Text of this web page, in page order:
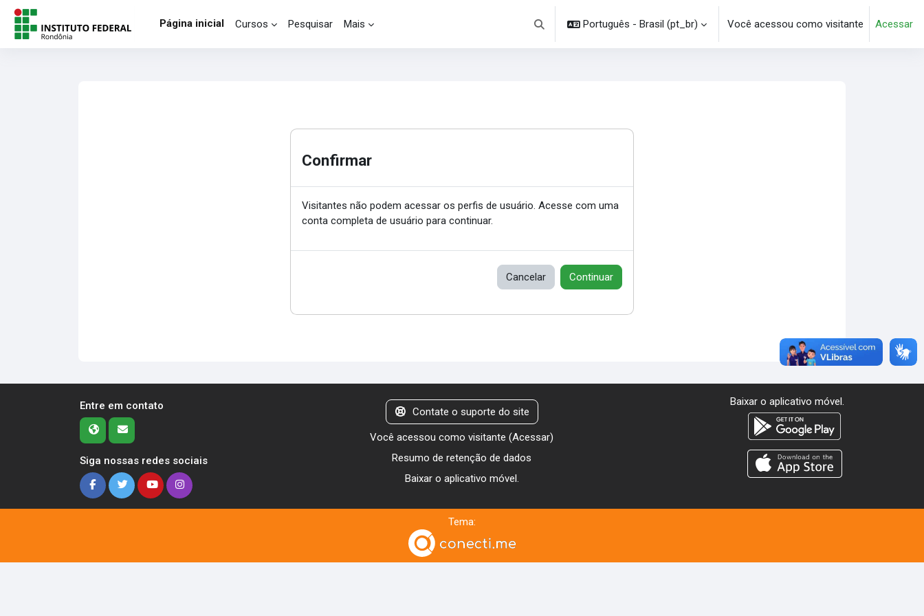
Ir para o conteúdo principal
Página inicial
Cursos Pesquisar Mais
Alternar entrada de pesquisa
Português - Brasil ‎(pt_br)‎ Você acessou como visitante Acessar
Confirmar
Visitantes não podem acessar os perfis de usuário. Acesse com uma
conta completa de usuário para continuar.
Cancelar Continuar
Entre em contato
Siga nossas redes sociais
Contate o suporte do site
Você acessou como visitante (Acessar)
Resumo de retenção de dados
Baixar o aplicativo móvel.
Baixar o aplicativo móvel.
Tema: